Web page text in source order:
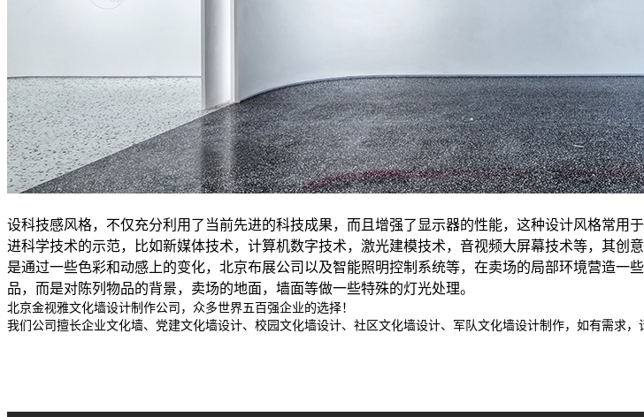
设科技感风格，不仅充分利用了当前先进的科技成果，而且增强了显示器的性能，这种设计风格常
进科学技术的示范，比如新媒体技术，计算机数字技术，激光建模技术，音视频大屏幕技术等，其
是通过一些色彩和动感上的变化，北京布展公司以及智能照明控制系统等，在卖场的局部环境营造
品，而是对陈列物品的背景，卖场的地面，墙面等做一些特殊的灯光处理。
北京金视雅文化墙设计制作公司，众多世界五百强企业的选择！
我们公司擅长企业文化墙、党建文化墙设计、校园文化墙设计、社区文化墙设计、军队文化墙设计制作，如有需求，